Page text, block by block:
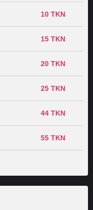
10 TKN
15 TKN
20 TKN
25 TKN
44 TKN
55 TKN